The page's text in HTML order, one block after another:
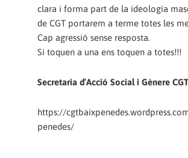
clara i forma part de la ideologia
de CGT portarem a terme totes les
Cap agressió sense resposta.
Si toquen a una ens toquen a totes!!!
Secretaria d’Acció Social i Gènere
https://
penedes/